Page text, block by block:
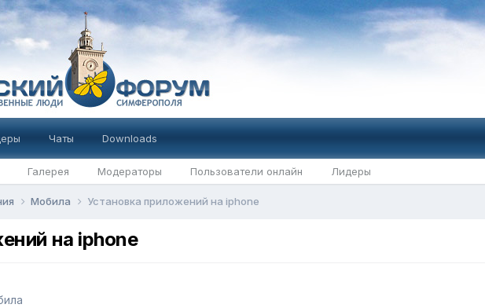
Галерея Модераторы Пользователи онлайн Лидеры
Чаты Downloads
Мобила Установка приложений на iphone
на iphone